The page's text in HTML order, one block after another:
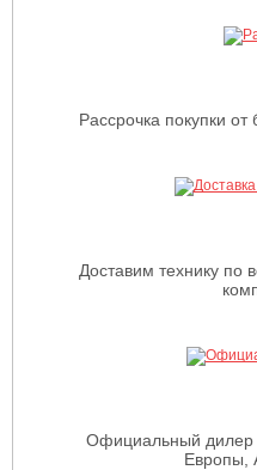
Рассрочка покупки
Доставим технику по
Официальный дилер
Европы,